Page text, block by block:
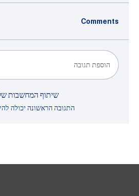
Comments
הוספת תגובה
שיתוף המחשבות
התגובה הראשונה יכולה